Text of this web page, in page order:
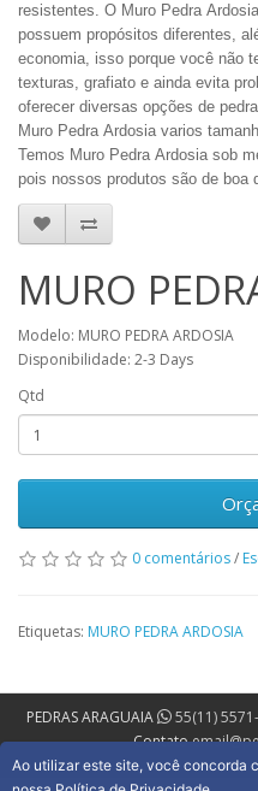
resistentes. O Muro Pedra
possuem propósitos diferentes,
economia, isso porque você não
texturas, grafiato e ainda evita
oferecer diversas opções de
Muro Pedra Ardosia varios
Temos Muro Pedra Ardosia sob
pois nossos produtos são de boa
MURO
Modelo: MURO PEDRA ARDOSIA
Disponibilidade: 2-3 Days
Qtd
0 comentários/
Etiquetas: MURO PEDRA ARDOSIA
PEDRAS ARAGUAIA 55(11)
Contato
Ao utilizar este site, você concorda